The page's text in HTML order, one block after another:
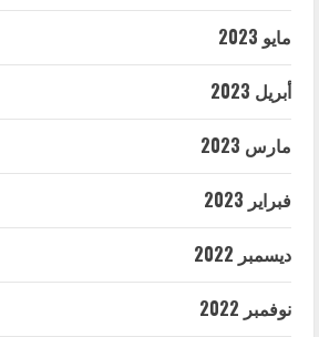
مايو 2023
أبريل 2023
مارس 2023
فبراير 2023
ديسمبر 2022
نوفمبر 2022